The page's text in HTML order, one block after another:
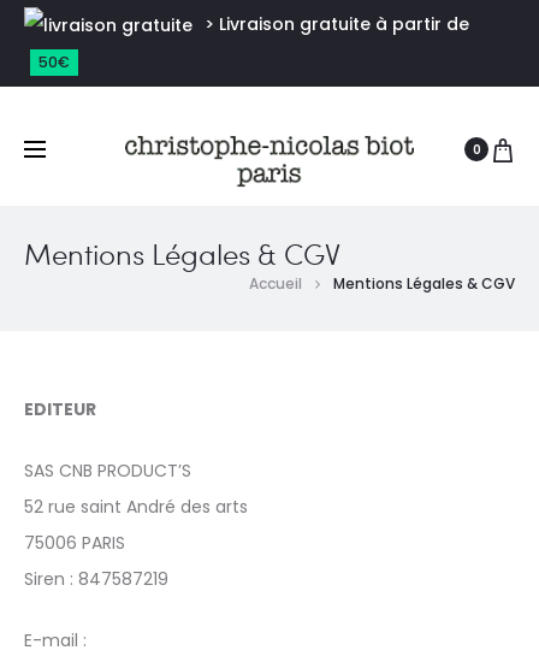
> Livraison gratuite à partir de
50€
0
Mentions Légales & CGV
Accueil Mentions Légales & CGV
EDITEUR
SAS CNB PRODUCT’S
52 rue saint André des arts
75006 PARIS
Siren : 847587219
E-mail :